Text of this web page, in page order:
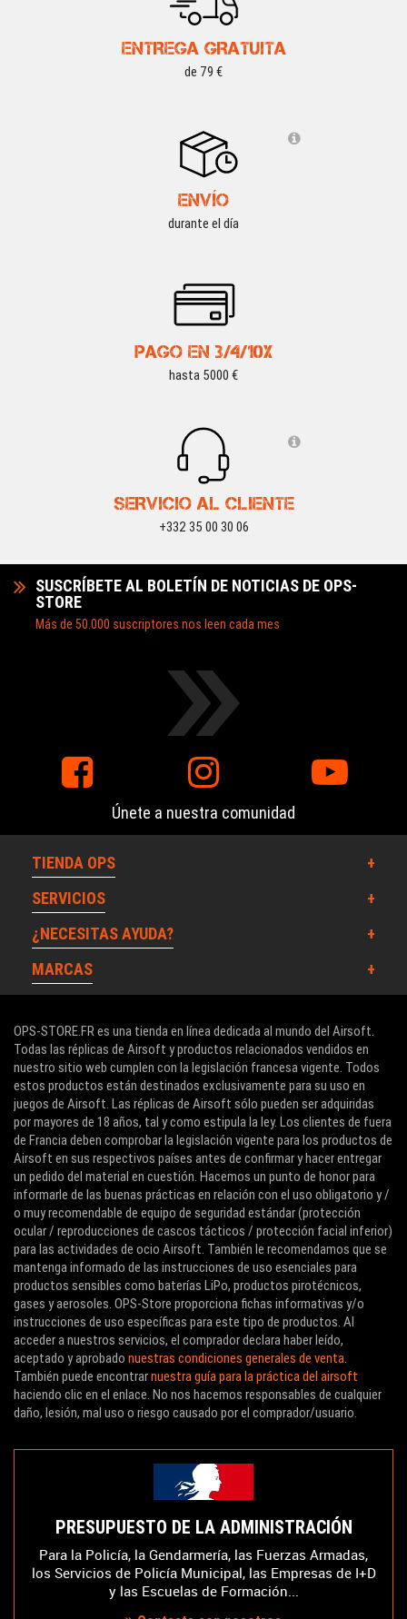
ENTREGA GRATUITA
de 79 €
ENVÍO
durante el día
PAGO EN 3/4/10X
hasta 5000 €
SERVICIO AL CLIENTE
+332 35 00 30 06
SUSCRÍBETE AL BOLETÍN DE NOTICIAS DE OPS-
STORE
Más de 50.000 suscriptores nos leen cada mes
Únete a nuestra comunidad
TIENDA OPS
SERVICIOS
¿NECESITAS AYUDA?
MARCAS
OPS-STORE.FR es una tienda en línea dedicada al mundo del Airsoft.
Todas las réplicas de Airsoft y productos relacionados vendidos en
nuestro sitio web cumplen con la legislación francesa vigente. Todos
estos productos están destinados exclusivamente para su uso en
juegos de Airsoft. Las réplicas de Airsoft sólo pueden ser adquiridas
por mayores de 18 años, tal y como estipula la ley. Los clientes de fuera
de Francia deben comprobar la legislación vigente para los productos de
Airsoft en sus respectivos países antes de confirmar y hacer entregar
un pedido del material en cuestión. Hacemos un punto de honor para
informarle de las buenas prácticas en relación con el uso obligatorio y /
o muy recomendable de equipo de seguridad estándar (protección
ocular / reproducciones de cascos tácticos / protección facial inferior)
para las actividades de ocio Airsoft. También le recomendamos que se
mantenga informado de las instrucciones de uso esenciales para
productos sensibles como baterías LiPo, productos pirotécnicos,
gases y aerosoles. OPS-Store proporciona fichas informativas y/o
instrucciones de uso específicas para este tipo de productos. Al
acceder a nuestros servicios, el comprador declara haber leído,
aceptado y aprobado nuestras condiciones generales de venta.
También puede encontrarnuestra guía para la práctica del airsoft
haciendo clic en el enlace. No nos hacemos responsables de cualquier
daño, lesión, mal uso o riesgo causado por el comprador/usuario.
PRESUPUESTO DE LA ADMINISTRACIÓN
Para la Policía, la Gendarmería, las Fuerzas Armadas,
los Servicios de Policía Municipal, las Empresas de I+D
y las Escuelas de Formación...